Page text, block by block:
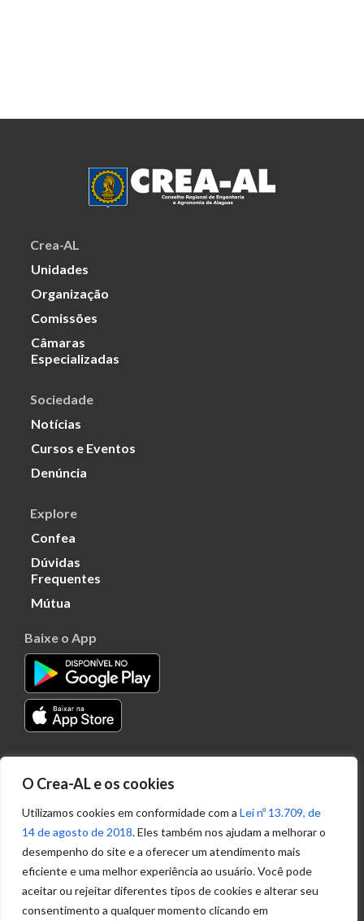
O Crea-AL e os cookies
Utilizamos cookies em conformidade com a Lei nº 13.709, de
14 de agosto de 2018. Eles também nos ajudam a melhorar o
desempenho do site e a oferecer um atendimento mais
eficiente e uma melhor experiência ao usuário. Você pode
aceitar ou rejeitar diferentes tipos de cookies e alterar seu
consentimento a qualquer momento clicando em
Crea-AL
Unidades
Organização
Comissões
Câmaras
Especializadas
Sociedade
Notícias
Cursos e Eventos
Denúncia
Explore
Confea
Dúvidas
Frequentes
Mútua
Baixe o App
Transparência
Portal
Acesso à
Informação
Política de
Privacidade de